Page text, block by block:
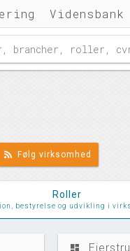
Vidensbank
Følg virksomhed
Roller
bestyrelse og udvikling i
dashboard